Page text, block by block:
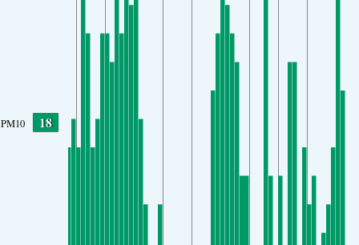
PM10 18